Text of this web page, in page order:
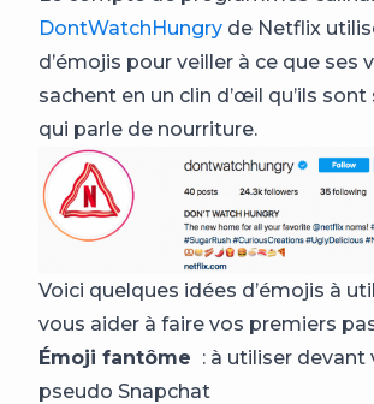
DontWatchHungry de Netflix
d’émojis pour veiller à ce que ses
sachent en un clin d’œil qu’ils sont
qui parle de nourriture.
Voici quelques idées d’émojis à
vous aider à faire vos premiers
Émoji fantôme : à utiliser devant
pseudo Snapchat